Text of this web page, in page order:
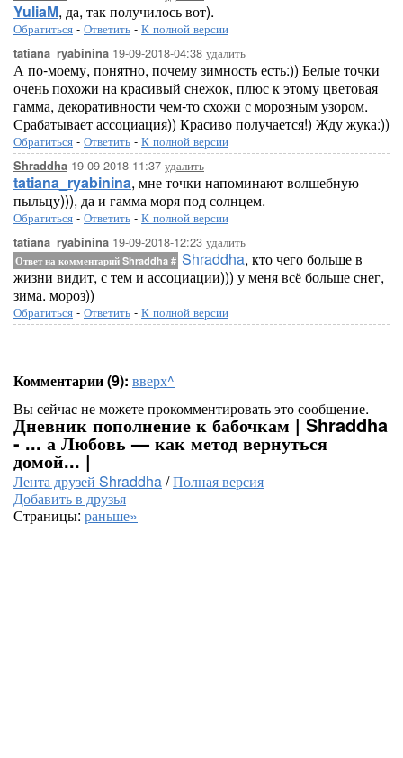
YuliaM, да, так получилось вот).
Обратиться - Ответить - К полной версии
tatiana_ryabinina 19-09-2018-04:38 удалить
А по-моему, понятно, почему зимность есть:)) Белые точки
очень похожи на красивый снежок, плюс к этому цветовая
гамма, декоративности чем-то схожи с морозным узором.
Срабатывает ассоциация)) Красиво получается!) Жду жука:))
Обратиться - Ответить - К полной версии
Shraddha 19-09-2018-11:37 удалить
tatiana_ryabinina, мне точки напоминают волшебную
пыльцу))), да и гамма моря под солнцем.
Обратиться - Ответить - К полной версии
tatiana_ryabinina 19-09-2018-12:23 удалить
Ответ на комментарий Shraddha # Shraddha, кто чего больше в
жизни видит, с тем и ассоциации))) у меня всё больше снег,
зима. мороз))
Обратиться - Ответить - К полной версии
Комментарии (9): вверх^
Вы сейчас не можете прокомментировать это сообщение.
Дневник пополнение к бабочкам | Shraddha
- ... а Любовь — как метод вернуться
домой... |
Лента друзей Shraddha/Полная версия
Добавить в друзья
Страницы: раньше»